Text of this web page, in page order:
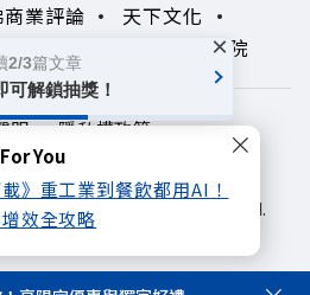
You
》重工業到餐飲都用AI！
效全攻略
商業評論
天下文化
50+ 領導影響力學院
明
隱私權政策
1999~2026
有限公司. All rights reserved.
2/3篇文章
可解鎖抽獎！
×